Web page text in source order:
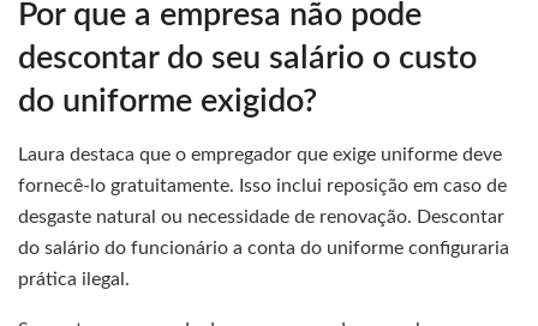
Por que a empresa não pode
descontar do seu salário o custo
do uniforme exigido?
Laura destaca que o empregador que exige uniforme deve
fornecê-lo gratuitamente. Isso inclui reposição em caso de
desgaste natural ou necessidade de renovação. Descontar
do salário do funcionário a conta do uniforme configuraria
prática ilegal.